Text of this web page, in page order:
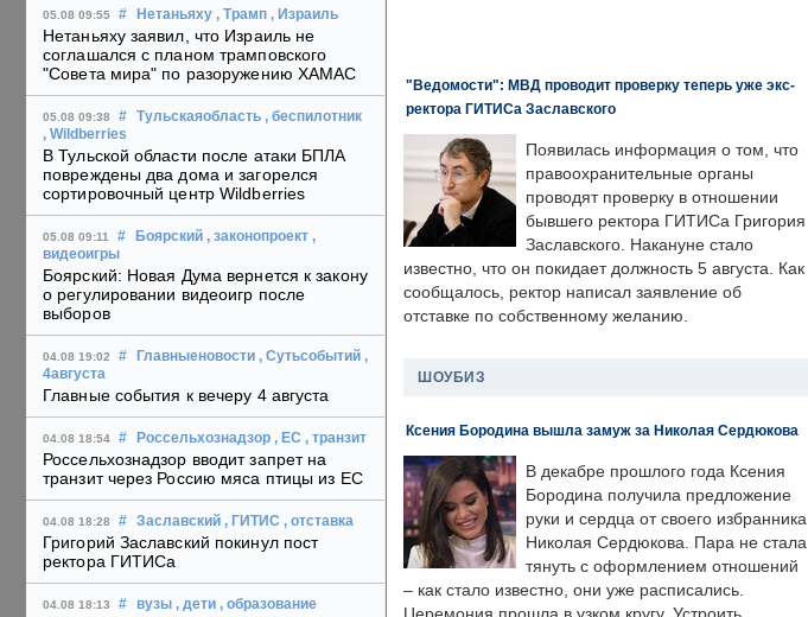
05.08 09:55 # Нетаньяху , Трамп , Израиль
Нетаньяху заявил, что Израиль не
соглашался с планом трамповского
"Совета мира" по разоружению ХАМАС
05.08 09:38 # Тульскаяобласть , беспилотник
, Wildberries
В Тульской области после атаки БПЛА
повреждены два дома и загорелся
сортировочный центр Wildberries
05.08 09:11 # Боярский , законопроект ,
видеоигры
Боярский: Новая Дума вернется к закону
о регулировании видеоигр после
выборов
04.08 19:02 # Главныеновости , Сутьсобытий ,
4августа
Главные события к вечеру 4 августа
04.08 18:54 # Россельхознадзор , ЕС , транзит
Россельхознадзор вводит запрет на
транзит через Россию мяса птицы из ЕС
04.08 18:28 # Заславский , ГИТИС , отставка
Григорий Заславский покинул пост
ректора ГИТИСа
04.08 18:13 # вузы , дети , образование
"Ведомости": МВД проводит проверку теперь уже экс-
ректора ГИТИСа Заславского
Появилась информация о том, что
правоохранительные органы
проводят проверку в отношении
бывшего ректора ГИТИСа Григория
Заславского. Накануне стало
известно, что он покидает должность 5 августа. Как
сообщалось, ректор написал заявление об
отставке по собственному желанию.
ШОУБИЗ
Ксения Бородина вышла замуж за Николая Сердюкова
В декабре прошлого года Ксения
Бородина получила предложение
руки и сердца от своего избранника
Николая Сердюкова. Пара не стала
тянуть с оформлением отношений
– как стало известно, они уже расписались.